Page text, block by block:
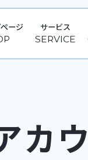
ージ サービス
ウ